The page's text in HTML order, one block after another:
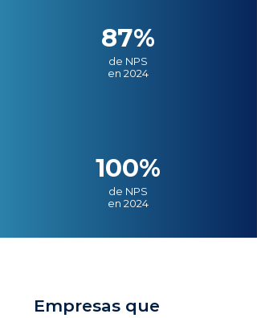
87%
de NPS
en 2024
100%
de NPS
en 2024
Empresas que